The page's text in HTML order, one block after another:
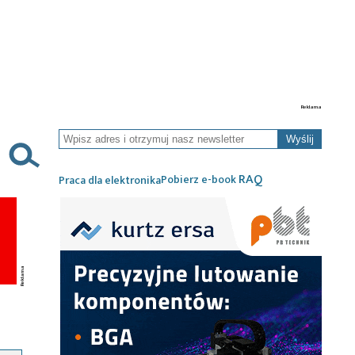
Wyślij
Praca dla elektronikaPobierz e-bookRAQ